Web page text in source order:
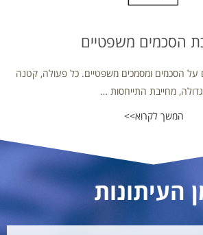
הסכמים משפטיים
על הסכמים ומסמכים משפטיים. כל פעולה, קטנה
מחייבת התייחסות …
המשך לקרוא>>
העיתונות